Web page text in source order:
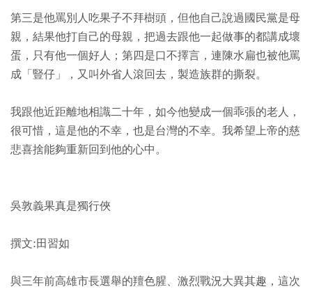
第三是他罵別人吃果子不拜樹頭，但他自己說過國民黨是母
親，結果他打自己的母親，把過去跟他一起做事的都講成壞
蛋，只有他一個好人；第四是口不擇言，連陳水扁也被他罵
成「豎仔」，又叫外省人滾回去，製造族群的撕裂。
我跟他近距離地相識二十年，如今他變成一個乖張的老人，
很可惜，這是他的不幸，也是台灣的不幸。我希望上帝的慈
悲喜捨能夠重新回到他的心中。
吳敦義果真是獨行俠
撰文:田習如
與三年前高雄市長選舉的羶色腥、激烈戰況大異其趣，這次